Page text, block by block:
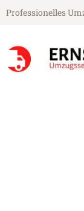
Professionelles